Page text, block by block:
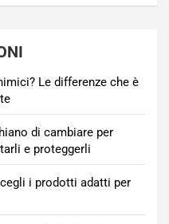
Le differenze che è
di cambiare per
e proteggerli
i prodotti adatti per